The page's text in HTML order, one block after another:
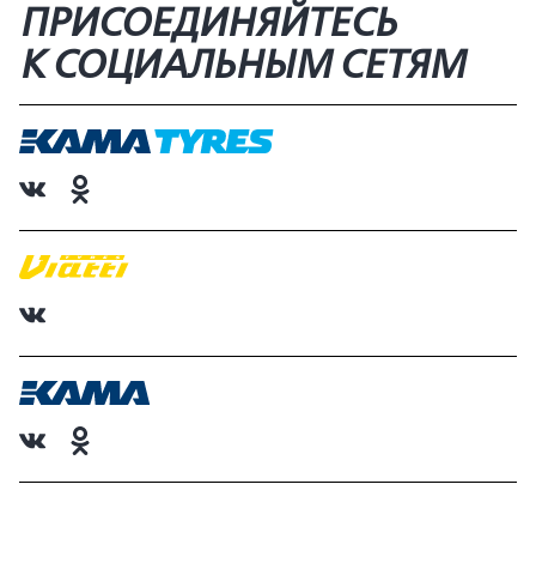
ПРИСОЕДИНЯЙТЕСЬ
К СОЦИАЛЬНЫМ СЕТЯМ